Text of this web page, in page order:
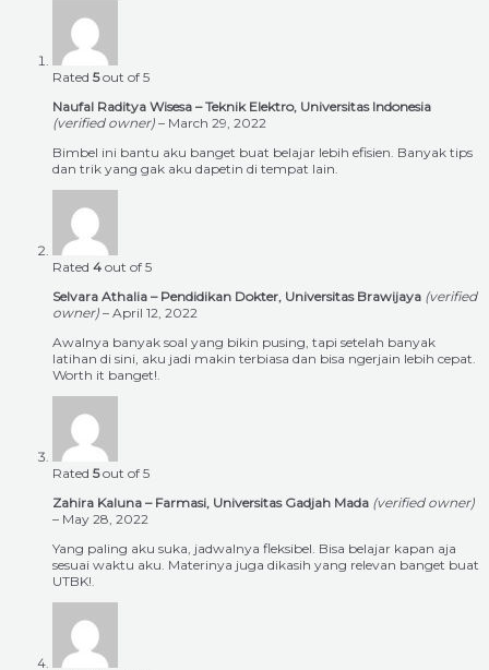
Rated 5out of 5
Naufal Raditya Wisesa – Teknik Elektro, Universitas Indonesia
(verified owner) – March 29, 2022
Bimbel ini bantu aku banget buat belajar lebih efisien. Banyak tips
dan trik yang gak aku dapetin di tempat lain.
Rated 4 out of 5
Selvara Athalia – Pendidikan Dokter, Universitas Brawijaya (verified
owner) – April 12, 2022
Awalnya banyak soal yang bikin pusing, tapi setelah banyak
latihan di sini, aku jadi makin terbiasa dan bisa ngerjain lebih cepat.
Worth it banget!.
Rated 5out of 5
Zahira Kaluna – Farmasi, Universitas Gadjah Mada (verified owner)
– May 28, 2022
Yang paling aku suka, jadwalnya fleksibel. Bisa belajar kapan aja
sesuai waktu aku. Materinya juga dikasih yang relevan banget buat
UTBK!.